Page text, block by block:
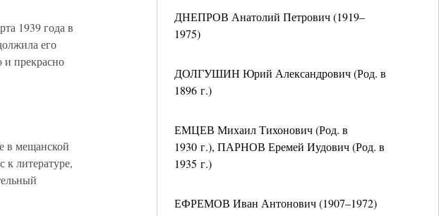
ДНЕПРОВ Анатолий Петрович (1919–
1975)
ДОЛГУШИН Юрий Александрович (Род. в
1896 г.)
ЕМЦЕВ Михаил Тихонович (Род. в
1930 г.), ПАРНОВ Еремей Иудович (Род. в
1935 г.)
ЕФРЕМОВ Иван Антонович (1907–1972)
1939 года в
его
и прекрасно
в мещанской
к литературе,